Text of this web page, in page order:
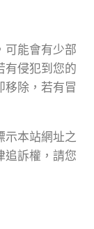
可能會有少部
有侵犯到您的
移除，若有冒
示本站網址之
追訴權，請您